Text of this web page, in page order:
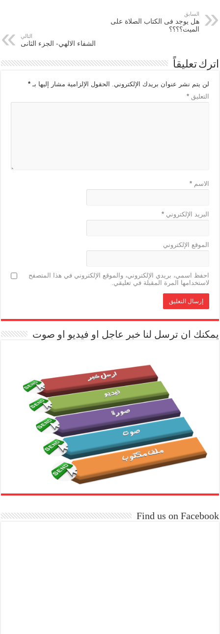
السابق
هل يوجد فى الكتاب الصلاة على
الميت؟؟؟؟
التالي
الشفاء الالهي- الجزء الثانى
اترك تعليقاً
لن يتم نشر عنوان بريدك الإلكتروني. الحقول الإلزامية مشار إليها بـ*
التعليق*
الاسم*
البريد الإلكتروني*
الموقع الإلكتروني
احفظ اسمي، بريدي الإلكتروني، والموقع الإلكتروني في هذا المتصفح
لاستخدامها المرة المقبلة في تعليقي.
يمكنك ان ترسل لنا خبر عاجل او فيديو او صوت
Find us on Facebook